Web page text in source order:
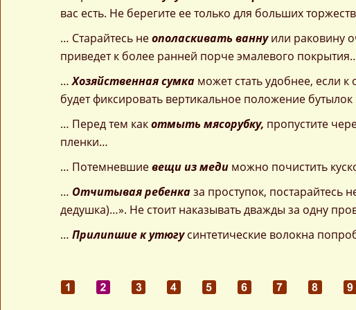
вас есть. Не берегите ее только для больших
… Старайтесь неополаскивать ваннуили раковину
приведет к более ранней порче эмалевого
…Хозяйственная сумка может стать удобнее, если
будет фиксировать вертикальное положение
… Перед тем какотмыть мясорубку, пропустите
пленки…
… Потемневшиевещи из меди можно почистить
… Отчитывая ребенказа проступок, постарайтесь
дедушка)…». Не стоит наказывать дважды за одну
… Прилипшие к утюгусинтетические волокна